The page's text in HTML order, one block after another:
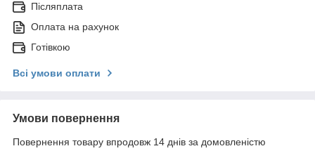
Післяплата
Оплата на рахунок
Готівкою
Всі умови оплати
Умови повернення
Повернення товару впродовж 14 днів за домовленістю